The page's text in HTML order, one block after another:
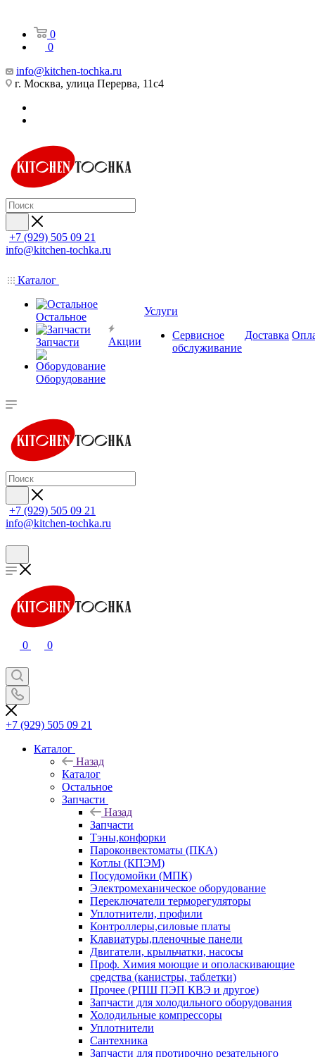
0
0
info@kitchen-tochka.ru
г. Москва, улица Перерва, 11с4
+7 (929) 505 09 21
info@kitchen-tochka.ru
Каталог
Остальное
Запчасти
Оборудование
Акции
Услуги
Сервисное
обслуживание
Доставка
+7 (929) 505 09 21
info@kitchen-tochka.ru
0 0
+7 (929) 505 09 21
Каталог
Назад
Каталог
Остальное
Запчасти
Назад
Запчасти
Тэны,конфорки
Пароконвектоматы (ПКА)
Котлы (КПЭМ)
Посудомойки (МПК)
Электромеханическое оборудование
Переключатели терморегуляторы
Уплотнители, профили
Контроллеры,силовые платы
Клавиатуры,пленочные панели
Двигатели, крыльчатки, насосы
Проф. Химия моющие и ополаскивающие
средства (канистры, таблетки)
Прочее (РПШ ПЭП КВЭ и другое)
Запчасти для холодильного оборудования
Холодильные компрессоры
Уплотнители
Сантехника
Запчасти для протирочно резательного